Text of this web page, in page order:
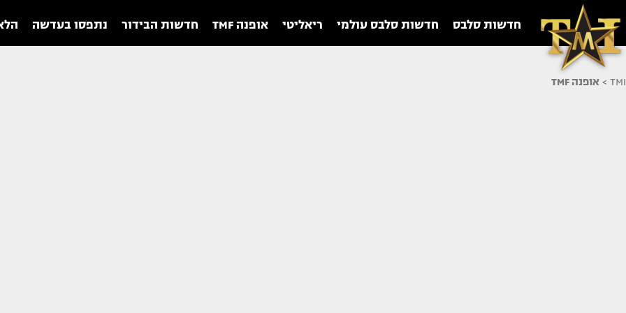
חדשות סלבס חדשות סלבס עולמי ריאליטי אופנה TMF חדשות הבידור נתפסו בעדשה
TMI
> אופנה TMF